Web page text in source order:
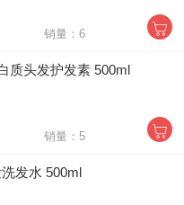
销量：6
质头发护发素 500ml
销量：5
发水 500ml